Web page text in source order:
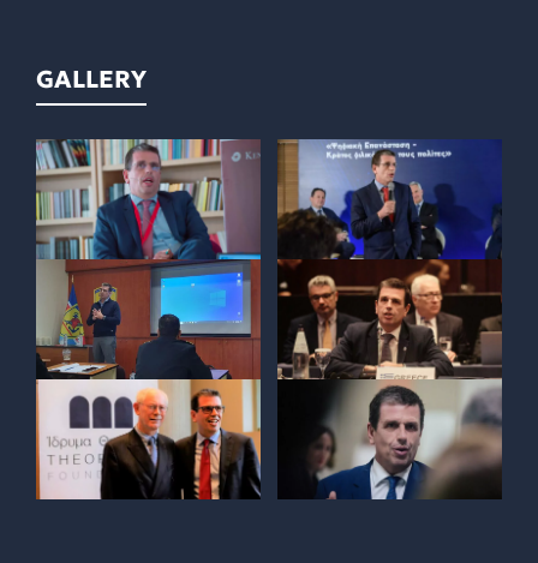
GALLERY